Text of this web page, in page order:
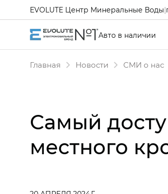
EVOLUTE Центр Минеральные Воды|
Авто в наличии
Главная Новости СМИ о нас
Самый
местного